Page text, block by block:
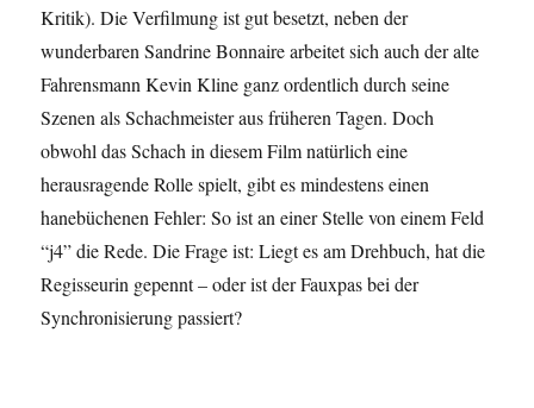
Kritik). Die Verfilmung ist gut besetzt, neben der
wunderbaren Sandrine Bonnaire arbeitet sich auch der alte
Fahrensmann Kevin Kline ganz ordentlich durch seine
Szenen als Schachmeister aus früheren Tagen. Doch
obwohl das Schach in diesem Film natürlich eine
herausragende Rolle spielt, gibt es mindestens einen
hanebüchenen Fehler: So ist an einer Stelle von einem Feld
“j4” die Rede. Die Frage ist: Liegt es am Drehbuch, hat die
Regisseurin gepennt – oder ist der Fauxpas bei der
Synchronisierung passiert?